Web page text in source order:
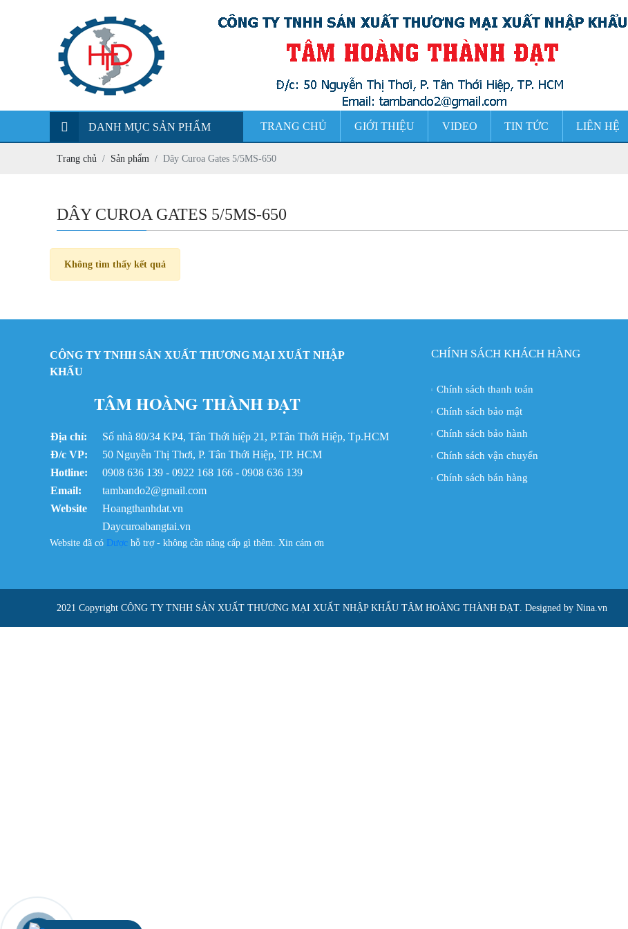
TRANG CHỦ GIỚI THIỆU VIDEO TIN TỨC LIÊN HỆ
DANH MỤC SẢN PHẨM
Trang chủ Sản phẩm Dây Curoa Gates 5/5MS-650
DÂY CUROA GATES 5/5MS-650
Không tìm thấy kết quả
CÔNG TY TNHH SẢN XUẤT THƯƠNG MẠI XUẤT NHẬP
KHẨU
TÂM HOÀNG THÀNH ĐẠT
Địa chỉ:
Số nhà 80/34 KP4, Tân Thới hiệp 21, P.Tân Thới Hiệp, Tp.HCM
Đ/c VP:
50 Nguyễn Thị Thơi, P. Tân Thới Hiệp, TP. HCM
Hotline:
0908 636 139 - 0922 168 166 - 0908 636 139
Email:
tambando2@gmail.com
Website
Hoangthanhdat.vn
Daycuroabangtai.vn
Website đã có Dược hỗ trợ - không cần nâng cấp gì thêm. Xin cám ơn
CHÍNH SÁCH KHÁCH HÀNG
Chính sách thanh toán
Chính sách bảo mật
Chính sách bảo hành
Chính sách vận chuyển
Chính sách bán hàng
2021 Copyright CÔNG TY TNHH SẢN XUẤT THƯƠNG MẠI XUẤT NHẬP KHẨU TÂM HOÀNG THÀNH ĐẠT. Designed by Nina.vn